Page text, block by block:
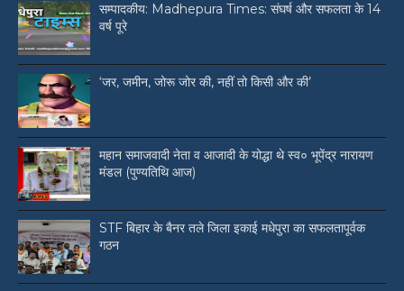
सम्पादकीय: Madhepura Times: संघर्ष और सफलता के 14
वर्ष पूरे
‘जर, जमीन, जोरू जोर की, नहीं तो किसी और की’
महान समाजवादी नेता व आजादी के योद्धा थे स्व० भूपेंद्र नारायण
मंडल (पुण्यतिथि आज)
STF बिहार के बैनर तले जिला इकाई मधेपुरा का सफलतापूर्वक
गठन